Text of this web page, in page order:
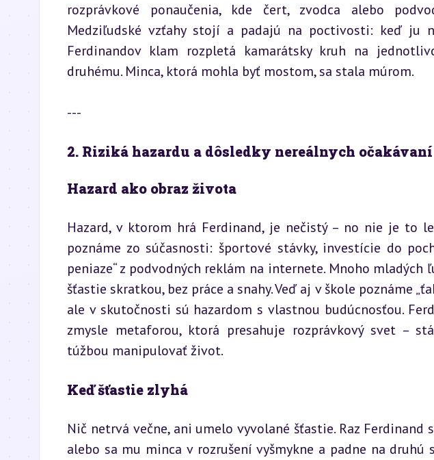
rozprávkové ponaučenia, kde čert, zvodca alebo
Medziľudské vzťahy stojí a padajú na poctivosti: keď ju
Ferdinandov klam rozpletá kamarátsky kruh na
druhému. Minca, ktorá mohla byť mostom, sa stala múrom.
---
2. Riziká hazardu a dôsledky nereálnych očakávaní
Hazard ako obraz života
Hazard, v ktorom hrá Ferdinand, je nečistý – no nie je to
poznáme zo súčasnosti: športové stávky, investície do
peniaze“ z podvodných reklám na internete. Mnoho mladých
šťastie skratkou, bez práce a snahy. Veď aj v škole poznáme
ale v skutočnosti sú hazardom s vlastnou budúcnosťou.
zmysle metaforou, ktorá presahuje rozprávkový svet –
túžbou manipulovať život.
Keď šťastie zlyhá
Nič netrvá večne, ani umelo vyvolané šťastie. Raz
alebo sa mu minca v rozrušení vyšmykne a padne na